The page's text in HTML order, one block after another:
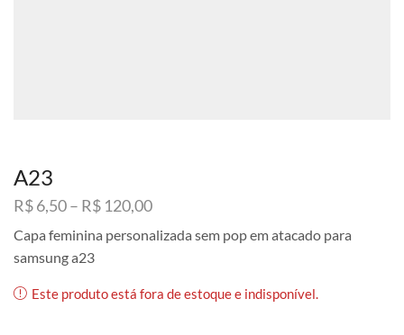
A23
R$6,50– R$ 120,00Faixa
preço:
R$ 120,00
Capa feminina personalizada sem pop em atacado para
samsung a23
Este produto está fora de estoque e indisponível.